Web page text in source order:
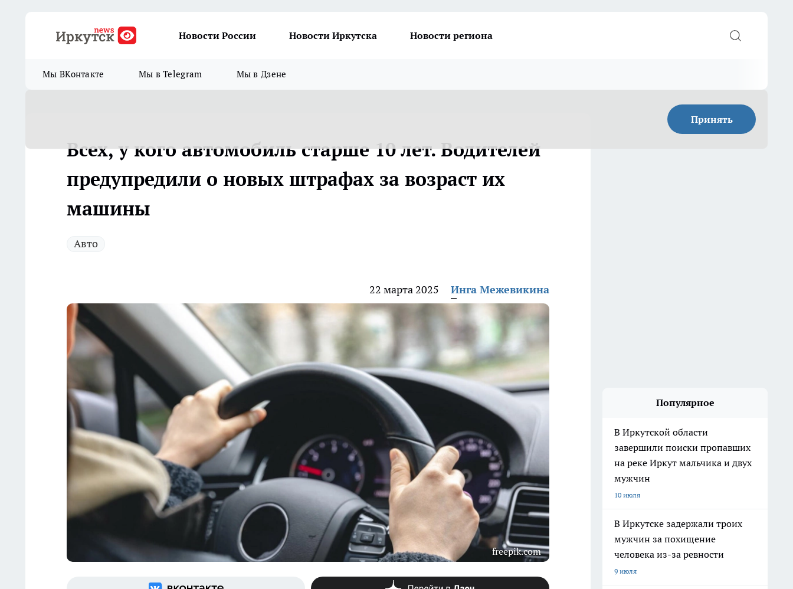
Новости России Новости Иркутска Новости региона
Мы ВКонтакте Мы в Telegram Мы в Дзене
Принять
Всех, у кого автомобиль старше 10 лет. Водителей
предупредили о новых штрафах за возраст их
машины
Авто
22 марта 2025 Инга Межевикина
freepik.com
Популярное
В Иркутской области
завершили поиски пропавших
на реке Иркут мальчика и двух
мужчин
10 июля
В Иркутске задержали троих
мужчин за похищение
человека из-за ревности
9 июля